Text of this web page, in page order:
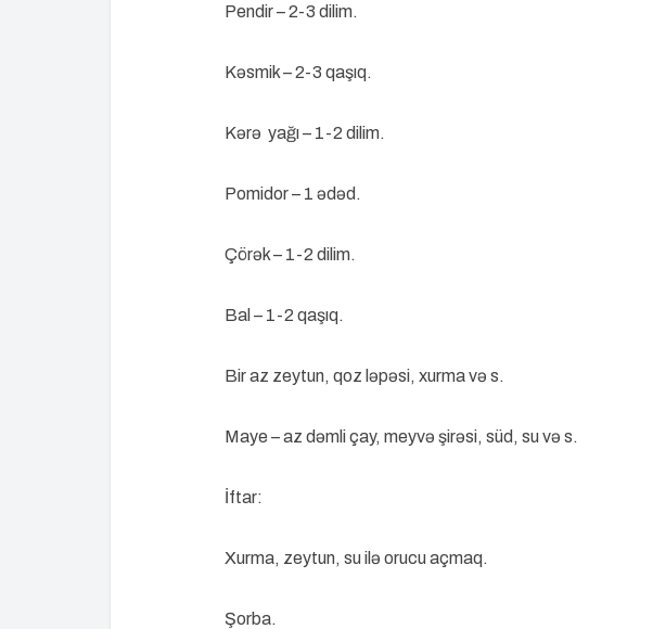
Pendir – 2-3 dilim.
Kəsmik – 2-3 qaşıq.
Kərə yağı – 1-2 dilim.
Pomidor – 1 ədəd.
Çörək – 1-2 dilim.
Bal – 1-2 qaşıq.
Bir az zeytun, qoz ləpəsi, xurma və s.
Maye – az dəmli çay, meyvə şirəsi, süd, su və s.
İftar:
Xurma, zeytun, su ilə orucu açmaq.
Şorba.